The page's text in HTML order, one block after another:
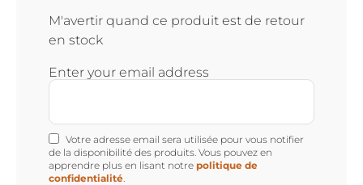
M'avertir quand ce produit est de retour
en stock
Enter your email address
Votre adresse email sera utilisée pour vous notifier
de la disponibilité des produits. Vous pouvez en
apprendre plus en lisant notre politique de
confidentialité